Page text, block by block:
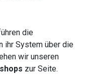
die
ihr System über die
wir unseren
zur Seite.